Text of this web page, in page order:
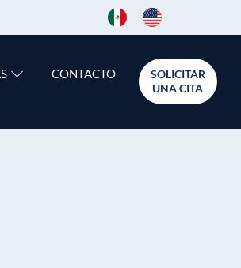
CONTACTO
SOLICITAR
UNA CITA